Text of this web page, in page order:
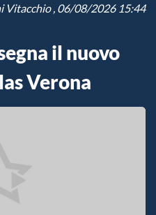
Vitacchio, 06/08/2026 15:44
il nuovo
Verona